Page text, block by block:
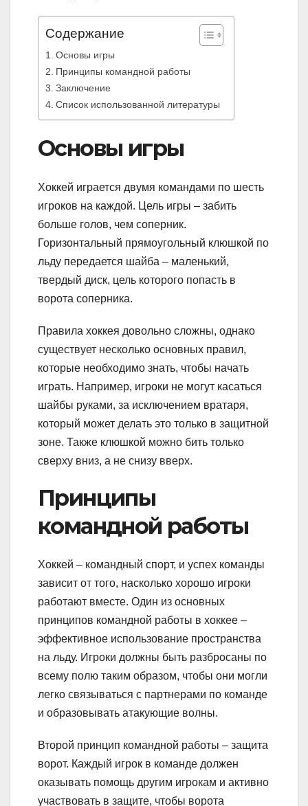
Содержание
Основы игры
Принципы командной работы
Заключение
Список использованной литературы
Основы игры
Хоккей играется двумя командами по шесть
игроков на каждой. Цель игры – забить
больше голов, чем соперник.
Горизонтальный прямоугольный клюшкой по
льду передается шайба – маленький,
твердый диск, цель которого попасть в
ворота соперника.
Правила хоккея довольно сложны, однако
существует несколько основных правил,
которые необходимо знать, чтобы начать
играть. Например, игроки не могут касаться
шайбы руками, за исключением вратаря,
который может делать это только в защитной
зоне. Также клюшкой можно бить только
сверху вниз, а не снизу вверх.
Принципы
командной работы
Хоккей – командный спорт, и успех команды
зависит от того, насколько хорошо игроки
работают вместе. Один из основных
принципов командной работы в хоккее –
эффективное использование пространства
на льду. Игроки должны быть разбросаны по
всему полю таким образом, чтобы они могли
легко связываться с партнерами по команде
и образовывать атакующие волны.
Второй принцип командной работы – защита
ворот. Каждый игрок в команде должен
оказывать помощь другим игрокам и активно
участвовать в защите, чтобы ворота